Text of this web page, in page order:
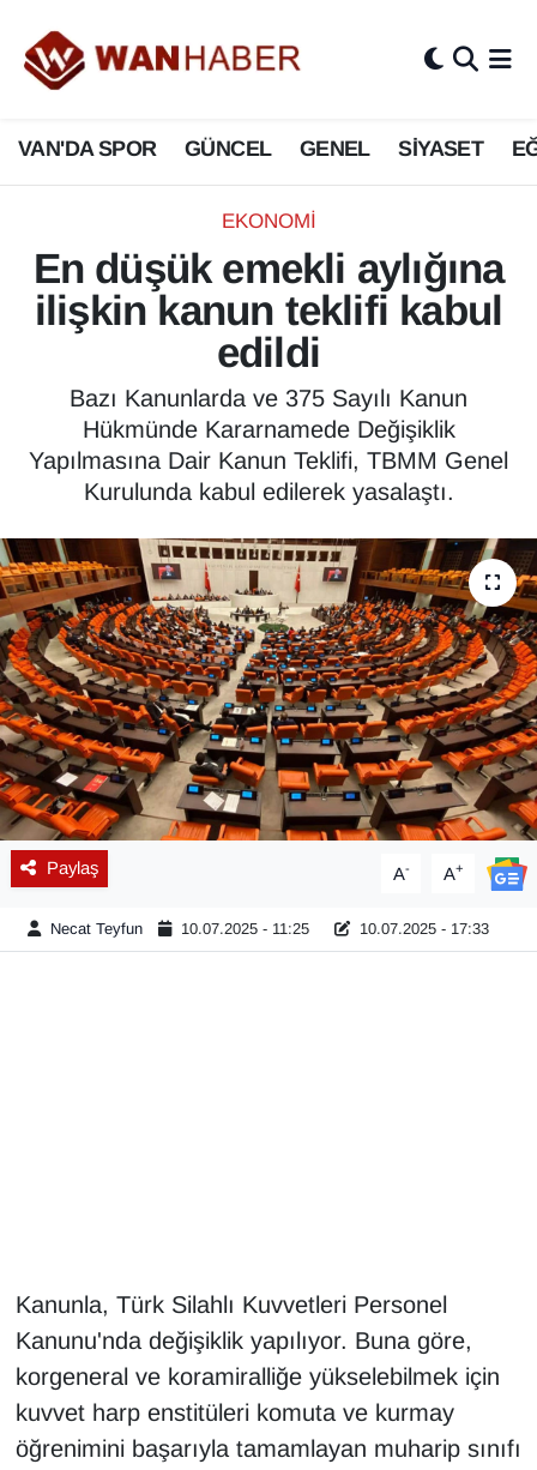
VAN'DA SPOR GÜNCEL GENEL SİYASET
EKONOMİ
En düşük emekli aylığına
ilişkin kanun teklifi kabul
edildi
Bazı Kanunlarda ve 375 Sayılı Kanun
Hükmünde Kararnamede Değişiklik
Yapılmasına Dair Kanun Teklifi, TBMM Genel
Kurulunda kabul edilerek yasalaştı.
Paylaş A- A+
Necat Teyfun 10.07.2025 - 11:25 10.07.2025 - 17:33
Kanunla, Türk Silahlı Kuvvetleri Personel
Kanunu'nda değişiklik yapılıyor. Buna göre,
korgeneral ve koramiralliğe yükselebilmek için
kuvvet harp enstitüleri komuta ve kurmay
öğrenimini başarıyla tamamlayan muharip sınıfı
3.SAYFA
ASAYİŞ
BİLİM VE TEKNOLOJİ
Biyografi
Bölge Haberleri
ÇEVRE
Deprem
Diğer
DÜNYA
EĞİTİM
EKONOMİ
Eleman
Emlak
En çok konuşulanlar
İngilizce
Kadın
Kamu Alımları
Van Nöbetçi Eczaneler
Van Hava Durumu
Van Namaz Vakitleri
Van Trafik Yoğunluk Haritası
Süper Lig Puan Durumu ve Fikstür
Tüm Manşetler
Son Dakika Haberleri